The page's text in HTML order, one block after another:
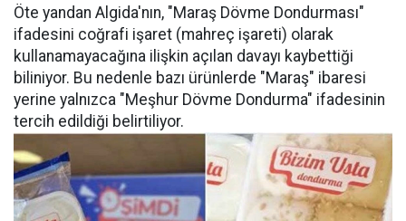
Öte yandan Algida'nın, "Maraş Dövme Dondurması"
ifadesini coğrafi işaret (mahreç işareti) olarak
kullanamayacağına ilişkin açılan davayı kaybettiği
biliniyor. Bu nedenle bazı ürünlerde "Maraş" ibaresi
yerine yalnızca "Meşhur Dövme Dondurma" ifadesinin
tercih edildiği belirtiliyor.